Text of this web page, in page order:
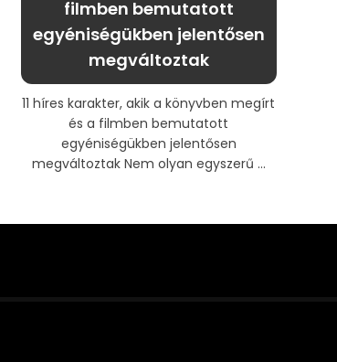
filmben bemutatott
egyéniségükben jelentősen
megváltoztak
11 híres karakter, akik a könyvben megírt
és a filmben bemutatott
egyéniségükben jelentősen
megváltoztak Nem olyan egyszerű ...